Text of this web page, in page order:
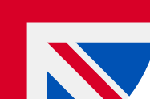
i
eller anlegget